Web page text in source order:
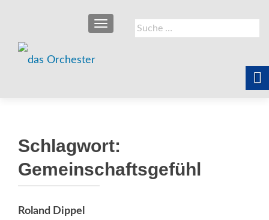
Suche
nach:
SCHALTE NAVIGATION
Schlagwort:
Gemeinschaftsgefühl
Roland Dippel